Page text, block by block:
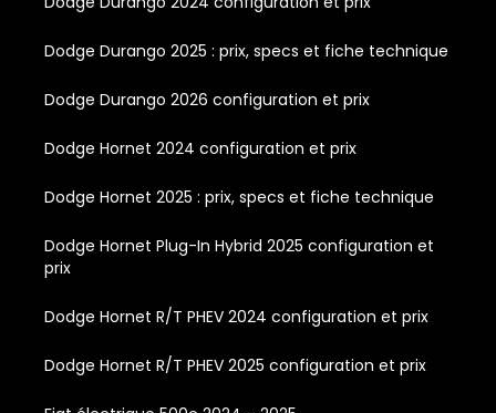
Dodge Durango 2025 : prix, specs et fiche technique
Dodge Durango 2026 configuration et prix
Dodge Hornet 2024 configuration et prix
Dodge Hornet 2025 : prix, specs et fiche technique
Dodge Hornet Plug-In Hybrid 2025 configuration et
prix
Dodge Hornet R/T PHEV 2024 configuration et prix
Dodge Hornet R/T PHEV 2025 configuration et prix